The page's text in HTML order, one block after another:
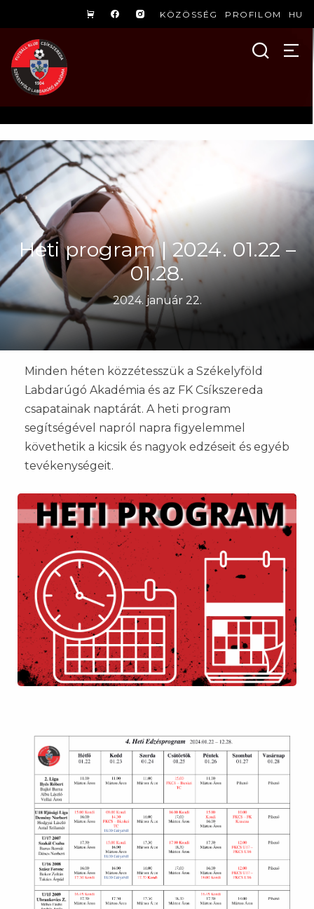
KÖZÖSSÉG PROFILOM HU
Heti program | 2024. 01.22 –
01.28.
2024. január 22.
Minden héten közzétesszük a Székelyföld
Labdarúgó Akadémia és az FK Csíkszereda
csapatainak naptárát. A heti program
segítségével napról napra figyelemmel
követhetik a kicsik és nagyok edzéseit és egyéb
tevékenységeit.